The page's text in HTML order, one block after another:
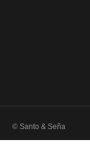
© Santo & Seña